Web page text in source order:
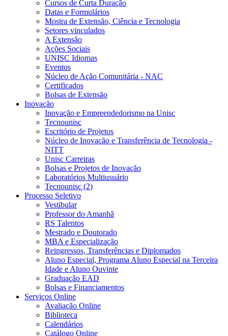
Cursos de Curta Duração
Datas e Formulários
Mostra de Extensão, Ciência e Tecnologia
Setores vinculados
A Extensão
Ações Sociais
UNISC Idiomas
Eventos
Núcleo de Ação Comunitária - NAC
Certificados
Bolsas de Extensão
Inovação
Inovação e Empreendedorismo na Unisc
Tecnounisc
Escritório de Projetos
Núcleo de Inovação e Transferência de Tecnologia -
NITT
Unisc Carreiras
Bolsas e Projetos de Inovação
Laboratórios Multiusuário
Tecnounisc (2)
Processo Seletivo
Vestibular
Professor do Amanhã
RS Talentos
Mestrado e Doutorado
MBA e Especialização
Reingressos, Transferências e Diplomados
Aluno Especial, Programa Aluno Especial na Terceira
Idade e Aluno Ouvinte
Graduação EAD
Bolsas e Financiamentos
Serviços Online
Avaliação Online
Biblioteca
Calendários
Catálogo Online